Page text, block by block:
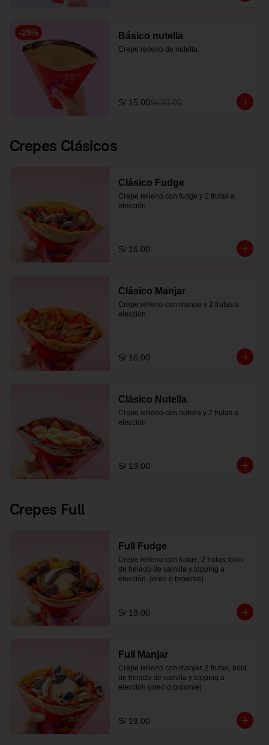
-25% Básico nutella
Crepe relleno de nutella
S/ 15.00S/ 20.00
Crepes Clásicos
Clásico Fudge
Crepe relleno con fudge y 2 frutas a
elección
S/ 16.00
Clásico Manjar
Crepe relleno con manjar y 2 frutas a
elección
S/ 16.00
Clásico Nutella
Crepe relleno con nutella y 2 frutas a
elección
S/ 19.00
Crepes Full
Full Fudge
Crepe relleno con fudge, 2 frutas, bola
de helado de vainilla y topping a
elección  (oreo o brownie)
S/ 19.00
Full Manjar
Crepe relleno con manjar, 2 frutas, bola
de helado de vainilla y topping a
elección (oreo o brownie)
S/ 19.00